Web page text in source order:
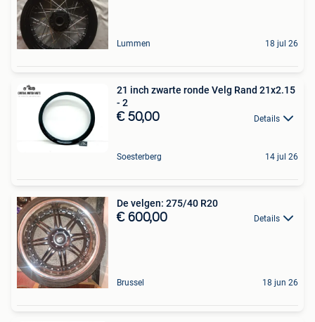
Lummen 18 jul 26
21 inch zwarte ronde Velg Rand 21x2.15
- 2
€ 50,00 Details
Soesterberg 14 jul 26
De velgen: 275/40 R20
€ 600,00 Details
Brussel 18 jun 26